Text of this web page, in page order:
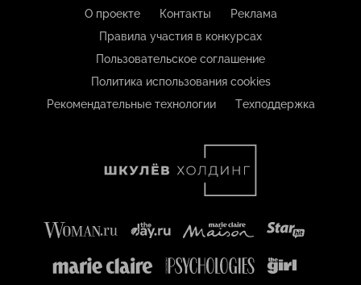
О проекте Контакты
Реклама
Правила участия в конкурсах
Пользовательское соглашение
Политика использования cookies
Рекомендательные технологии
Техподдержка